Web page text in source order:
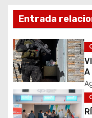
n
d
e
e
n
Entrada
A